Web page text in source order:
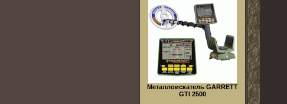
Металлоискатель GARRETT
GTI 2500